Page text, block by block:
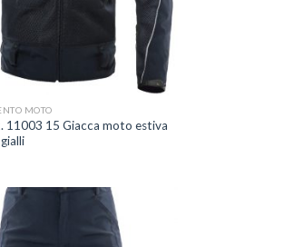
MOTO
11003 15 Giacca moto estiva